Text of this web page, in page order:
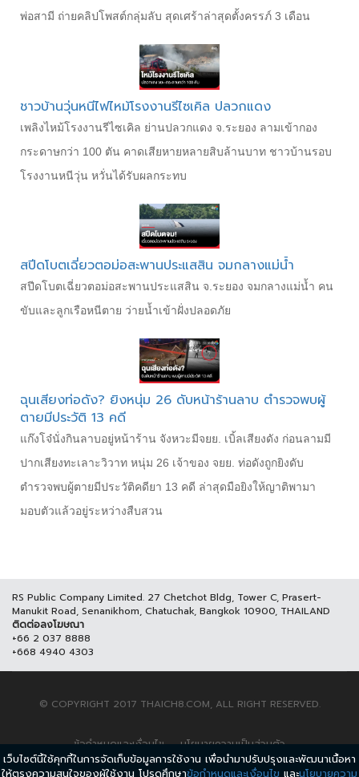
พ่อสามี ถ่ายคลิปโพสต์กลุ่มลับ สุดเศร้าล่าสุดตั้งครรภ์ 3 เดือน
ชาวบ้านวุ่นหนีไฟไหม้โรงงานรีไซเคิล ปลวกแดง
เพลิงไหม้โรงงานรีไซเคิล ย่านปลวกแดง จ.ระยอง ลามเข้ากอง
กระดาษกว่า 100 ตัน คาดเสียหายหลายสิบล้านบาท ชาวบ้านรอบ
โรงงานหนีวุ่น หวั่นได้รับผลกระทบ
สปีดโบตเฉี่ยวตอม่อสะพานประแสสิน จมกลางแม่น้ำ
สปีดโบตเฉี่ยวตอม่อสะพานประแสสิน จ.ระยอง จมกลางแม่น้ำ คน
ขับและลูกเรือหนีตาย ว่ายน้ำเข้าฝั่งปลอดภัย
ฉุนเสียงท่อดัง? ยิงหนุ่ม 26 ดับหน้าร้านลาบ ตำรวจพบผู้
ตายมีประวัติ 13 คดี
แก๊งโจ๋นั่งกินลาบอยู่หน้าร้าน จังหวะมีจยย. เบิ้ลเสียงดัง ก่อนลามมี
ปากเสียงทะเลาะวิวาท หนุ่ม 26 เจ้าของ จยย. ท่อดังถูกยิงดับ
ตำรวจพบผู้ตายมีประวัติคดียา 13 คดี ล่าสุดมือยิงให้ญาติพามา
มอบตัวแล้วอยู่ระหว่างสืบสวน
RS Public Company Limited. 27 Chetchot Bldg, Tower C, Prasert-
Manukit Road, Senanikhom, Chatuchak, Bangkok 10900, THAILAND
ติดต่อลงโฆษณา
+66 2 037 8888
+668 4940 4303
© COPYRIGHT 2017 THAICH8.COM, ALL RIGHT RESERVED.
ข้อกำหนดและเงื่อนไข นโยบายความเป็นส่วนตัว
เว็บไซต์นี้ใช้คุกกี้ในการจัดเก็บข้อมูลการใช้งาน เพื่อนำมาปรับปรุงและพัฒนาเนื้อหา
ให้ตรงความสนใจของผู้ใช้งาน โปรดศึกษาข้อกำหนดและเงื่อนไข และนโยบายความ